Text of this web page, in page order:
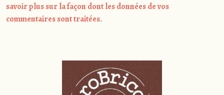
savoir plus sur la façon dont les données de vos
commentaires sont traitées.